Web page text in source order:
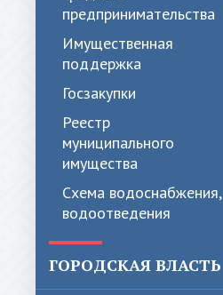
предпринимательства
Имущественная
поддержка
Госзакупки
Реестр
муниципального
имущества
Схема водоснабжения,
водоотведения
ГОРОДСКАЯ ВЛАСТЬ